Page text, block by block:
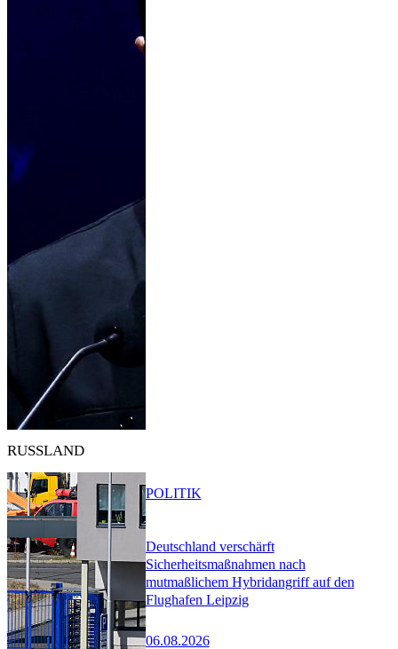
RUSSLAND
Deutschland verschärft
Sicherheitsmaßnahmen nach
mutmaßlichem Hybridangriff auf den
Flughafen Leipzig
06.08.2026
POLITIK